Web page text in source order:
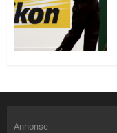
Annonse